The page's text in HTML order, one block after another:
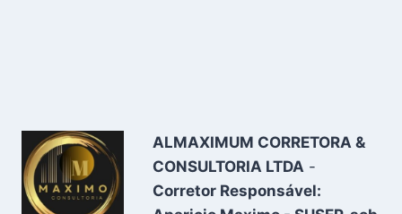
ALMAXIMUM CORRETORA &
CONSULTORIA LTDA -
Corretor Responsável: